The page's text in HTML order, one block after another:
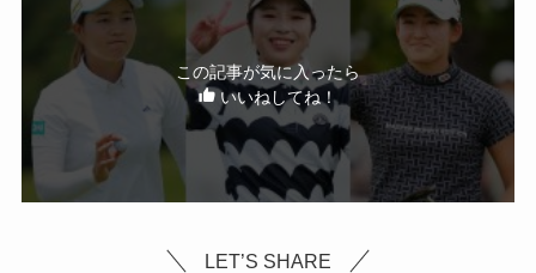
この記事が気に入ったら
いいねしてね！
LET’S SHARE